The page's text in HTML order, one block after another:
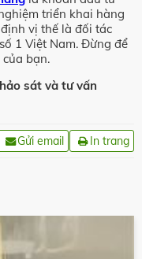
triển khai hàng
vị thế là đối tác
1 Việt Nam. Đừng để
bạn.
sát và tư vấn
Gửi email In trang